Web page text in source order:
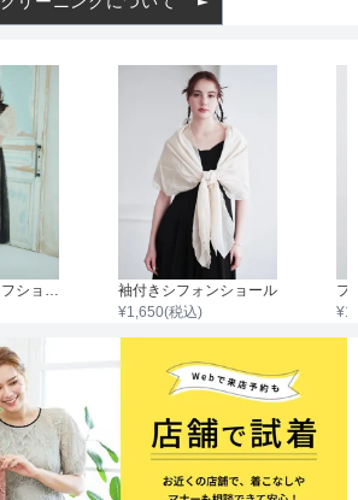
袖付きシフォンショール
¥1,650(税込) ¥